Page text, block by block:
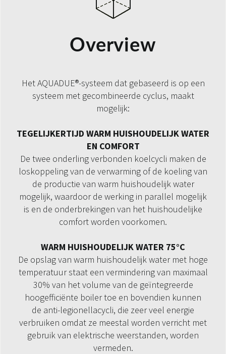
Overview
Het AQUADUE®-systeem dat gebaseerd is op een
systeem met gecombineerde cyclus, maakt
mogelijk:
TEGELIJKERTIJD WARM HUISHOUDELIJK WATER
EN COMFORT
De twee onderling verbonden koelcycli maken de
loskoppeling van de verwarming of de koeling van
de productie van warm huishoudelijk water
mogelijk, waardoor de werking in parallel mogelijk
is en de onderbrekingen van het huishoudelijke
comfort worden voorkomen.
WARM HUISHOUDELIJK WATER 75°C
De opslag van warm huishoudelijk water met hoge
temperatuur staat een vermindering van maximaal
30% van het volume van de geïntegreerde
hoogefficiënte boiler toe en bovendien kunnen
de anti-legionellacycli, die zeer veel energie
verbruiken omdat ze meestal worden verricht met
gebruik van elektrische weerstanden, worden
vermeden.